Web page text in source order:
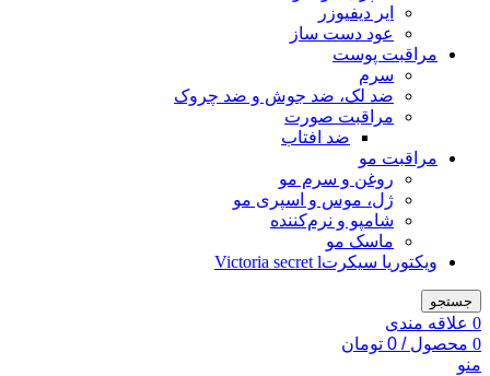
ایر دیفیوزر
عود دست ساز
مراقبت پوست
سرم
ضد لک، ضد جوش و ضد چروک
مراقبت صورت
ضد افتاب
مراقبت مو
روغن و سرم مو
ژل، موس و اسپری مو
شامپو و نرم‌کننده
ماسک مو
ویکتوریا سیکرتVictoria secret l
جستجو
0 علاقه مندی
0 محصول /
0 تومان
منو